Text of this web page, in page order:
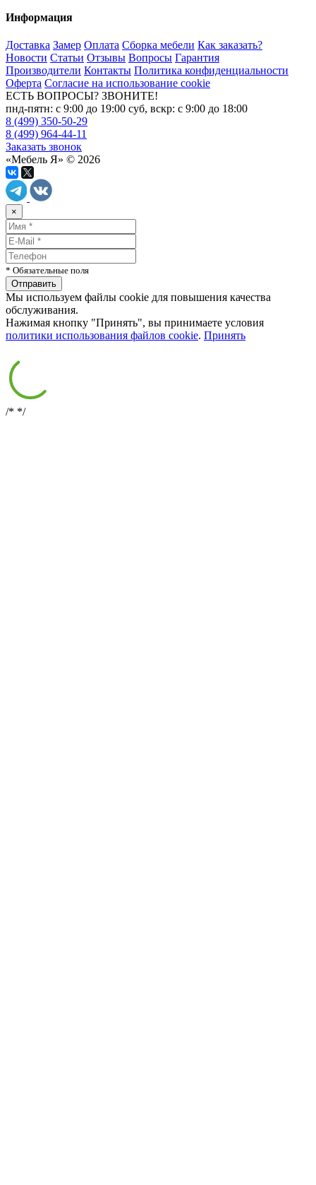
Информация
Доставка Замер Оплата Сборка мебели Как заказать?
Новости Статьи Отзывы Вопросы Гарантия
Производители Контакты Политика конфиденциальности
Оферта Согласие на использование cookie
ЕСТЬ ВОПРОСЫ? ЗВОНИТЕ!
пнд-пятн: с 9:00 до 19:00 суб, вскр: с 9:00 до 18:00
8 (499) 350-50-29
8 (499) 964-44-11
Заказать звонок
«Мебель Я» © 2026
×
* Обязательные поля
Мы используем файлы cookie для повышения качества
обслуживания.
Нажимая кнопку "Принять", вы принимаете условия
политики использования файлов cookie. Принять
/* */